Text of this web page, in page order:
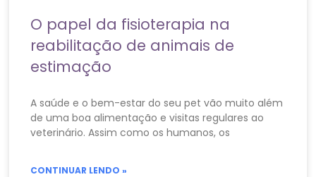
O papel da fisioterapia na
reabilitação de animais de
estimação
A saúde e o bem-estar do seu pet vão muito além
de uma boa alimentação e visitas regulares ao
veterinário. Assim como os humanos, os
CONTINUAR LENDO »